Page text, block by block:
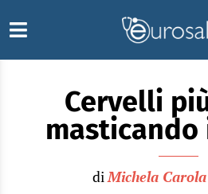
Cervelli
diMichela